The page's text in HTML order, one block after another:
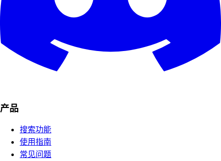
产品
搜索功能
使用指南
常见问题